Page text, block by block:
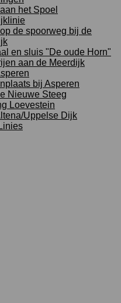
het Spoel
de spoorweg bij de
en sluis "De oude Horn"
aan de Meerdijk
bij Asperen
Nieuwe Steeg
Loevestein
Uppelse Dijk